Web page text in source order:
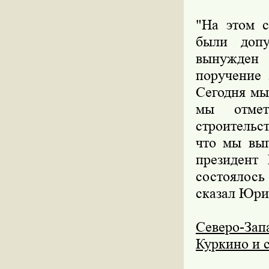
"На этом
были
вынужден
поручение
Сегодня
мы
что мы
сказал
Северо-
Куркино и